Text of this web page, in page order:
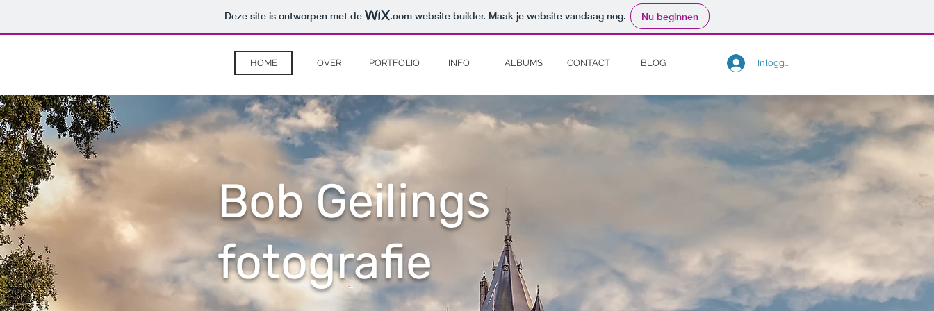
Deze site is ontworpen met de .com website builder. Maak je website vandaag nog. Nu beginnen
HOME OVER PORTFOLIO INFO ALBUMS CONTACT BLOG Inloggen
Bob Geilings
fotografie